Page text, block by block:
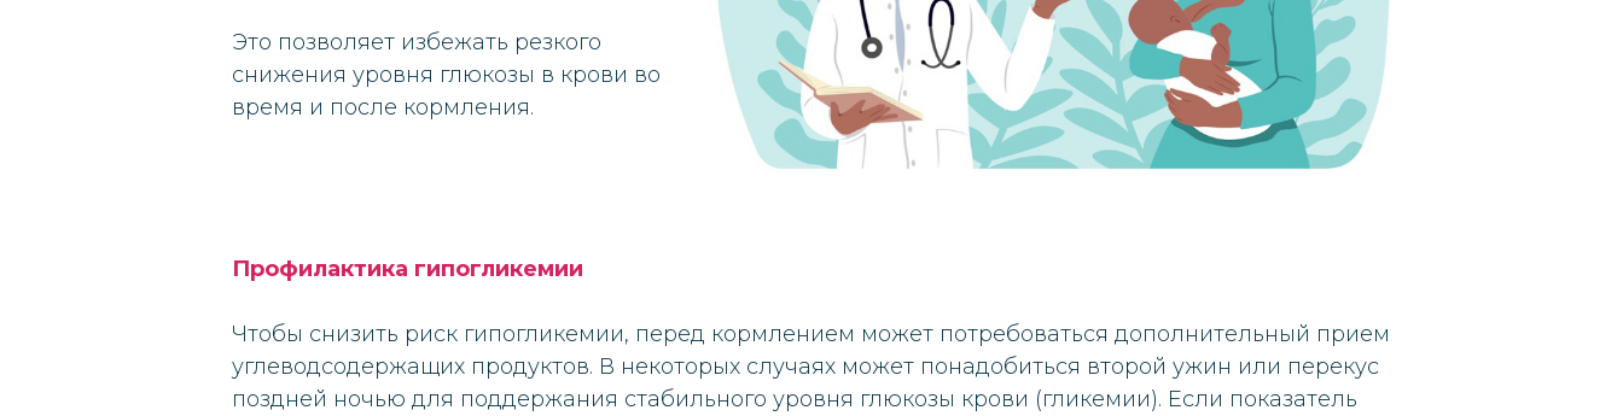
Это позволяет избежать резкого
снижения уровня глюкозы в крови во
время и после кормления.
Профилактика гипогликемии
Чтобы снизить риск гипогликемии, перед кормлением может потребоваться дополнительный прием
углеводсодержащих продуктов. В некоторых случаях может понадобиться второй ужин или перекус
поздней ночью для поддержания стабильного уровня глюкозы крови (гликемии). Если показатель